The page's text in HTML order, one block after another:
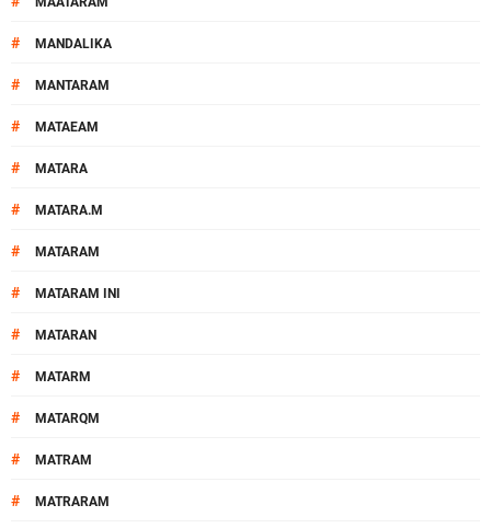
# MANDALIKA
# MANTARAM
# MATAEAM
# MATARA
# MATARA.M
# MATARAM
# MATARAM INI
# MATARAN
# MATARM
# MATARQM
# MATRAM
# MATRARAM